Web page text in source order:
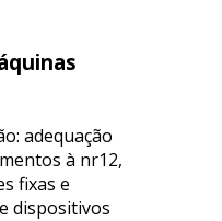
adequação
à nr12,
fixas e
dispositivos